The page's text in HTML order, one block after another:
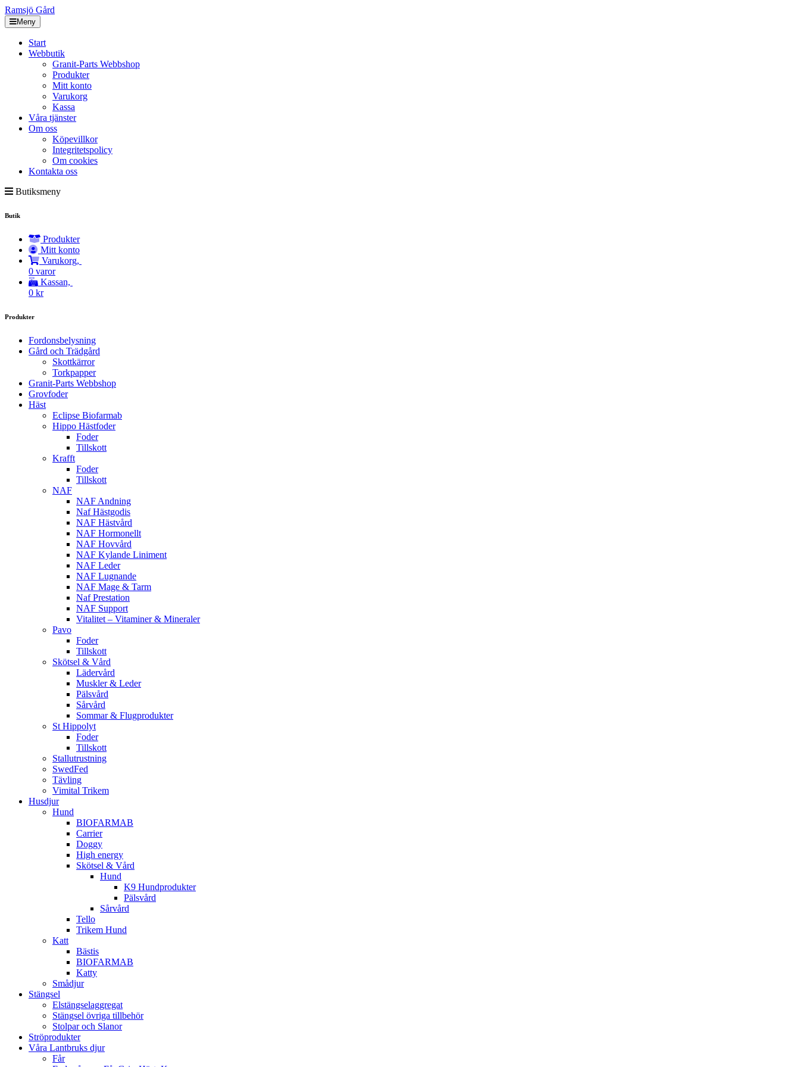
Ramsjö Gård
Meny
Start
Webbutik
Granit-Parts Webbshop
Produkter
Mitt konto
Varukorg
Kassa
Våra tjänster
Om oss
Köpevillkor
Integritetspolicy
Om cookies
Kontakta oss
Butiksmeny
Butik
Produkter
Mitt konto
Varukorg,
0 varor
Kassan,
0 kr
Produkter
Fordonsbelysning
Gård och Trädgård
Skottkärror
Torkpapper
Granit-Parts Webbshop
Grovfoder
Häst
Eclipse Biofarmab
Hippo Hästfoder
Foder
Tillskott
Krafft
Foder
Tillskott
NAF
NAF Andning
Naf Hästgodis
NAF Hästvård
NAF Hormonellt
NAF Hovvård
NAF Kylande Liniment
NAF Leder
NAF Lugnande
NAF Mage & Tarm
Naf Prestation
NAF Support
Vitalitet – Vitaminer & Mineraler
Pavo
Foder
Tillskott
Skötsel & Vård
Lädervård
Muskler & Leder
Pälsvård
Sårvård
Sommar & Flugprodukter
St Hippolyt
Foder
Tillskott
Stallutrustning
SwedFed
Tävling
Vimital Trikem
Husdjur
Hund
BIOFARMAB
Carrier
Doggy
High energy
Skötsel & Vård
Hund
K9 Hundprodukter
Pälsvård
Sårvård
Tello
Trikem Hund
Katt
Bästis
BIOFARMAB
Katty
Smådjur
Stängsel
Elstängselaggregat
Stängsel övriga tillbehör
Stolpar och Slanor
Ströprodukter
Våra Lantbruks djur
Får